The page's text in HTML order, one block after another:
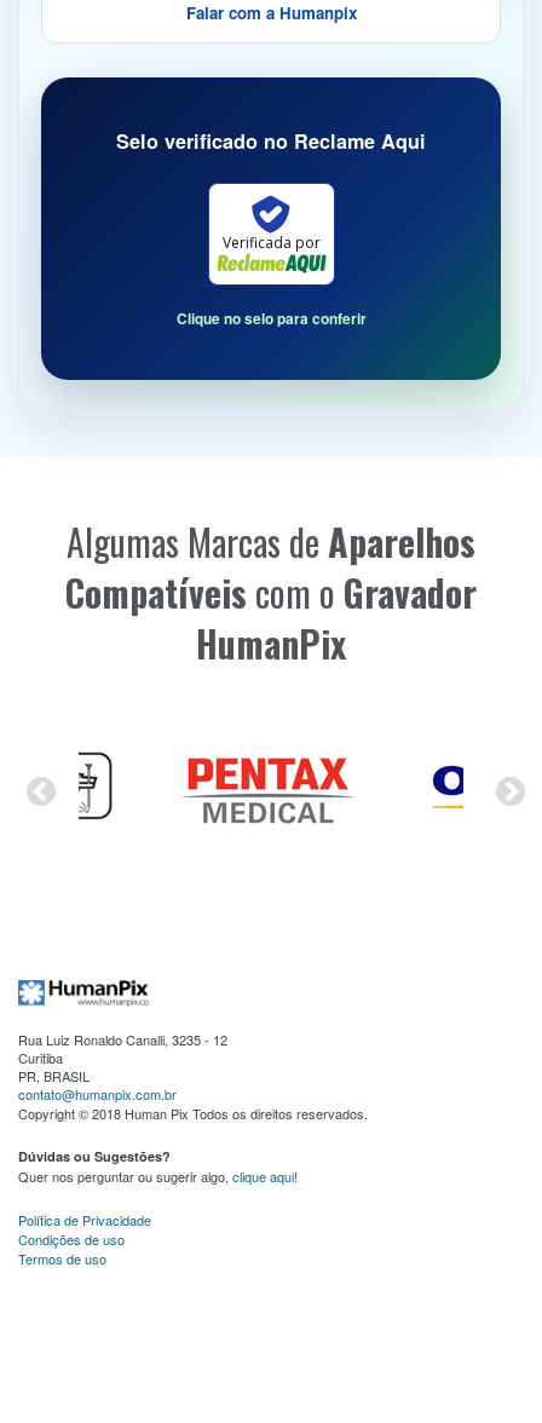
Falar com a Humanpix
Selo verificado no Reclame Aqui
Verificada por
Clique no selo para conferir
Algumas Marcas de Aparelhos
Compatíveis com o Gravador
HumanPix
Rua Luiz Ronaldo Canalli, 3235 - 12
Curitiba
PR, BRASIL
contato@humanpix.com.br
Copyright © 2018 Human Pix Todos os direitos reservados.
Dúvidas ou Sugestões?
Quer nos perguntar ou sugerir algo, clique aqui!
Política de Privacidade
Condições de uso
Termos de uso